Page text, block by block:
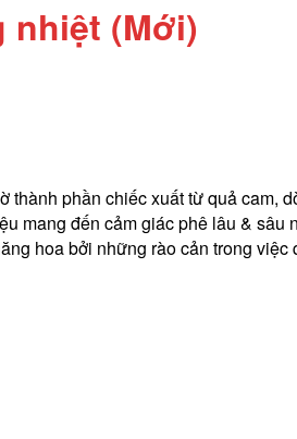
nhiệt (Mới)
phần chiếc xuất từ quả cam,
đến cảm giác phê lâu & sâu
hoa bởi những rào cản trong